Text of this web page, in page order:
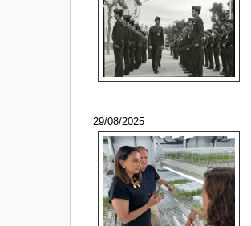
29/08/2025